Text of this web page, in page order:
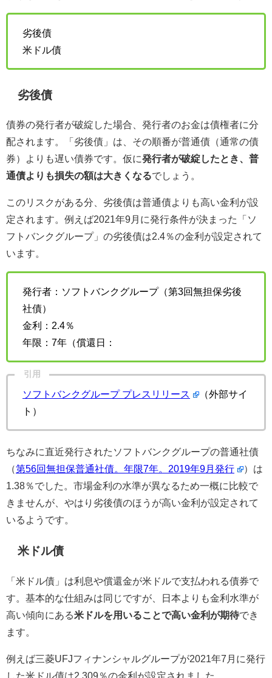
劣後債
米ドル債
劣後債
債券の発行者が破綻した場合、発行者のお金は債権者に分
配されます。「劣後債」は、その順番が普通債（通常の債
券）よりも遅い債券です。仮に発行者が破綻したとき、普
通債よりも損失の額は大きくなるでしょう。
このリスクがある分、劣後債は普通債よりも高い金利が設
定されます。例えば2021年9月に発行条件が決まった「ソ
フトバンクグループ」の劣後債は2.4％の金利が設定されて
います。
発行者：ソフトバンクグループ（第3回無担保劣後
社債）
金利：2.4％
年限：7年（償還日：
引用
ソフトバンクグループ プレスリリース
（外部サイ
ト）
ちなみに直近発行されたソフトバンクグループの普通社債
（第56回無担保普通社債。年限7年。2019年9月発行
）は
1.38％でした。市場金利の水準が異なるため一概に比較で
きませんが、やはり劣後債のほうが高い金利が設定されて
いるようです。
米ドル債
「米ドル債」は利息や償還金が米ドルで支払われる債券で
す。基本的な仕組みは同じですが、日本よりも金利水準が
高い傾向にある米ドルを用いることで高い金利が期待でき
ます。
例えば三菱UFJフィナンシャルグループが2021年7月に発行
した米ドル債は2.309％の金利が設定されました。